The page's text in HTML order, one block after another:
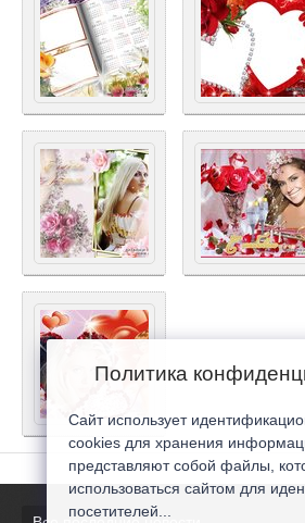
Политика
Сайт использует
cookies для хранения
представляют собой файлы,
использоваться сайтом для
посетителей...